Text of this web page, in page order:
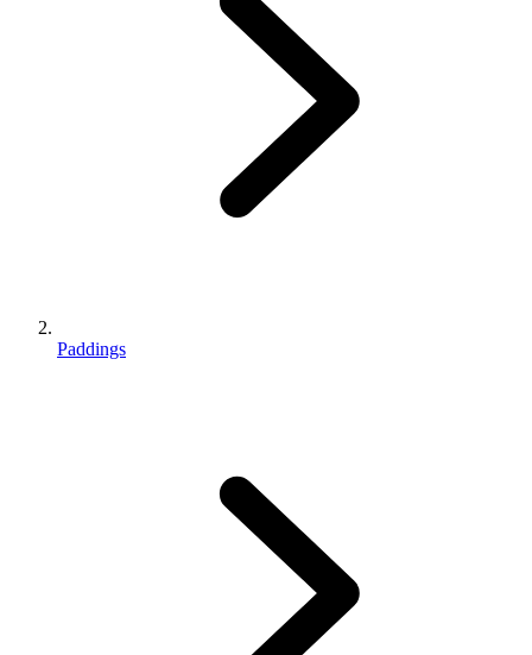
Paddings